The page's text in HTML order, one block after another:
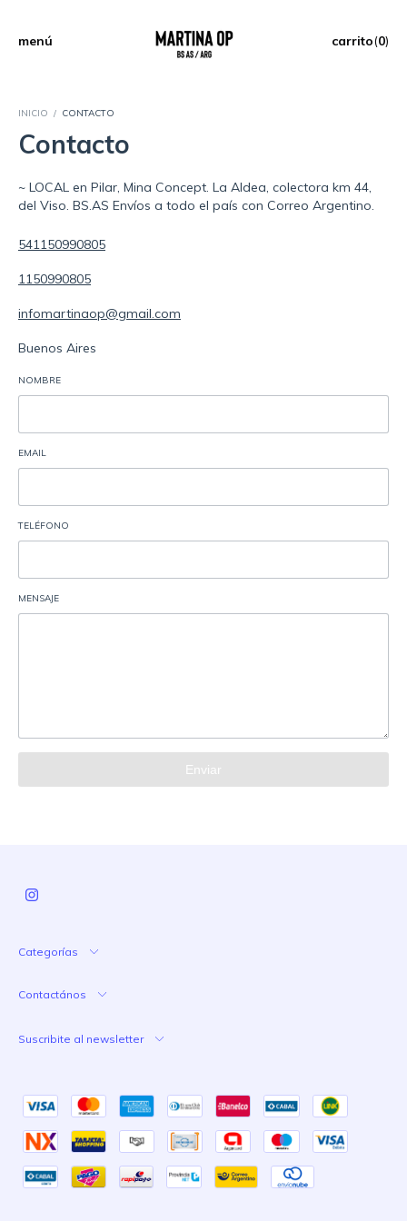
menú carrito(0)
INICIO / CONTACTO
Contacto
~ LOCAL en Pilar, Mina Concept. La Aldea, colectora km 44,
del Viso. BS.AS Envíos a todo el país con Correo Argentino.
541150990805
1150990805
infomartinaop@gmail.com
Buenos Aires
NOMBRE
EMAIL
TELÉFONO
MENSAJE
Enviar
Categorías
Contactános
Suscribite al newsletter